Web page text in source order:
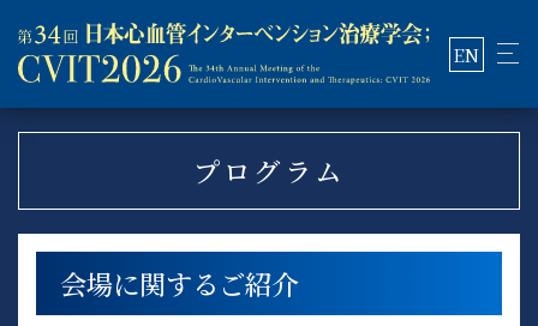
EN
プログラム
会場に関するご紹介